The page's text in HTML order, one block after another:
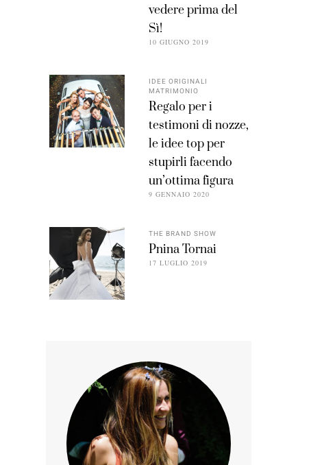
vedere prima del
Sì!
10 GIUGNO 2019
IDEE ORIGINALI
MATRIMONIO
Regalo per i
testimoni di nozze,
le idee top per
stupirli facendo
un’ottima figura
9 GENNAIO 2020
THE BRAND SHOW
Pnina Tornai
17 LUGLIO 2019